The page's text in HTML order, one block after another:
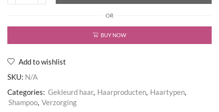
aantal
OR
BUY NOW
Add to wishlist
SKU: N/A
Categories: Gekleurd haar, Haarproducten Haartypen
Shampoo Verzorging